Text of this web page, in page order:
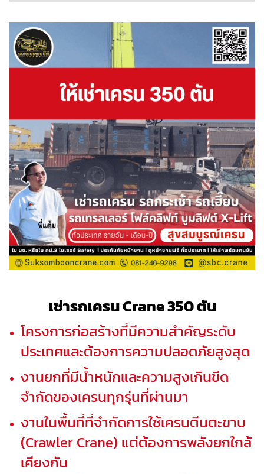
เช่ารถเครน Crane 350 ตัน
โครงการก่อสร้างที่มีความสำคัญระดับ
ประเทศและต้องการความปลอดภัยสูงสุด
งานยกที่มีน้ำหนักและความสูงเกินขีด
จำกัดของเครนทุกรุ่นที่ผ่านมา
งานในพื้นที่ที่จำกัดการใช้เครนตีนตะขาบ
(Crawler Crane) แต่ต้องการพลังยกใกล้
เคียงกัน